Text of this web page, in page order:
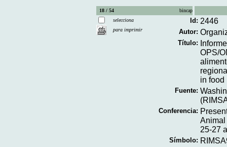
18 / 54
bincap
selecciona
para imprimir
Id: 2446
Autor:
Título:
OPS/
in food
Fuente:
Conferencia:
Animal
25-27
Símbolo: